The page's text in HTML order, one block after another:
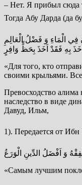
– Нет. Я прибыл сюда
فِي الْمَاءِ وَ فَضْلُ الْعَالِمِ
اَخَذَ بِهِ فَقَدْ اَخَذَ بِحَظٍّ وَافِرٍ
«Для того, кто
своими крыльями.
Превосходство
наследство в виде
Давуд, Ильм,
وَ اَفْضَلُ الدِّينِ الْوَرَعُ
«Самым лучшим